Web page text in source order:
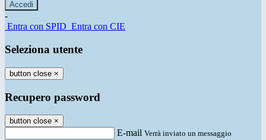
-
Entra con SPID Entra con CIE
Seleziona utente
button close ×
Recupero password
button close ×
E-mail Verrà inviato un messaggio